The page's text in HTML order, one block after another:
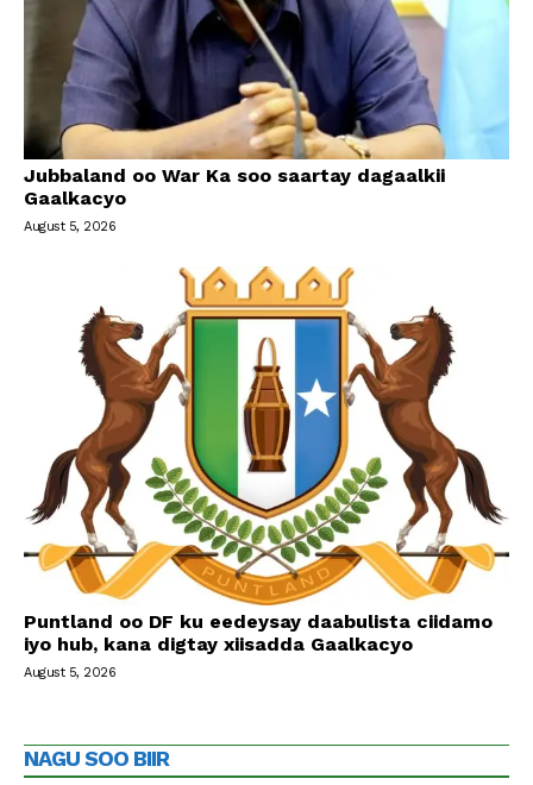
Jubbaland oo War Ka soo saartay dagaalkii
Gaalkacyo
August 5, 2026
Puntland oo DF ku eedeysay daabulista ciidamo
iyo hub, kana digtay xiisadda Gaalkacyo
August 5, 2026
NAGU SOO BIIR